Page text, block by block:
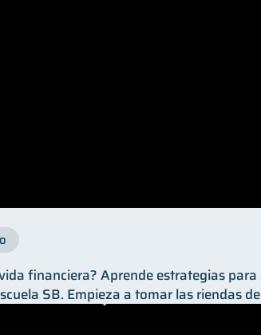
financiera? Aprende estrategias
SB. Empieza a tomar las riendas